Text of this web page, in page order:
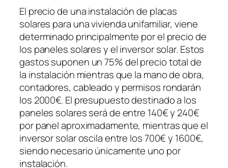
El precio de una instalación de placas
solares para una vivienda unifamiliar, viene
determinado principalmente por el precio de
los paneles solares y el inversor solar. Estos
gastos suponen un 75% del precio total de
la instalación mientras que la mano de obra,
contadores, cableado y permisos rondarán
los 2000€. El presupuesto destinado a los
paneles solares será de entre 140€ y 240€
por panel aproximadamente, mientras que el
inversor solar oscila entre los 700€ y 1600€,
siendo necesario únicamente uno por
instalación.